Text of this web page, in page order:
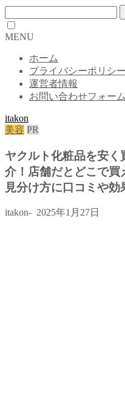
MENU
ホーム
プライバシーポリシー
運営者情報
お問い合わせフォーム
itakon
美容 PR
ヤクルト化粧品を安
介！店舗だとどこで買
見分け方に口コミや
itakon- 2025年1月27日